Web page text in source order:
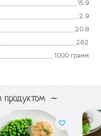
15.9
2.9
20.8
262
1000 грамм
продуктом